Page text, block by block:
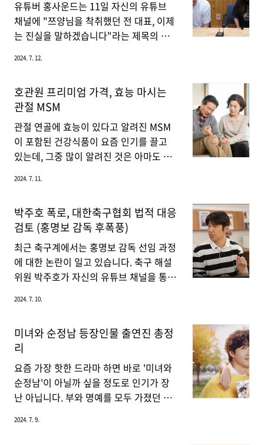
혜택이 될 ..
업체를 한 곳에 모아두고, 원하는 조건과
이사 날짜, 짐량 등을 입력하면 업체별로
견적을 한 번에 비교할 수 있는 플랫폼입
입주 청소까지 한 번에 견적을 받을 수 있
아주 유용한 도구가 될 수 있습니다. 또한,
기존 이용자들의 평점을 확인할 수 있어
업체의 신뢰도를 판단하는 데 큰 도움이
됩니다.장점: 다..
유튜버 홍사운드는 11일 자신의 유튜브
채널에 "쯔양님을 착취했던 전 대표, 이제
는 진실을 말하겠습니다"라는 제목의 영
2020년 8월 있었던 뒷광고 논란과 관련된
면서 감동을 주고 있습니다. 또한 홍사운
드는 참피디의 입장을 이해하고, 그가 얼
마나 억울한 상황에 처했는지에 대해서도
자세히 설명했습니다.참피디와의 뒷광고
폭로 사건 홍사운드는 2020년 8월, 유튜
로했을 당시 쯔양을 4년간 착취해 온 전 대
는 참피디가 쯔양 채널을 직접 저격한 적
이 없었으며, 라이브 방송 중 채팅창에서
쯔양에 대한 질문이 많아져 상황이 기사화
되었다고 말했습니다. 참피디는 ..
2024. 7. 12.
호관원 프리미엄 가격, 효능 마시는
관절 MSM
관절 연골에 효능이 있다고 알려진 MSM
이 포함된 건강식품이 요즘 인기를 끌고
있는데, 그중 많이 알려진 것은 아마도 호
터 호관원 프리미엄 가격 및 효능 그리고
보겠습니다.MSM 효능 MSM은 식약처에
서 관절 및 연골 건강에 도움을 줄 수 있다
고 인정을 받은 기능성 원료입니다. 지금
부터 MSM 효능을 자세히 알아보겠습니
다.1. 관절 건강 증진MSM은 관절 건강을
증 작용을 통해 관절염 증상을 완화하고,
상할 수 있습니다.2. 항염증 효과MSM은
체내 염증 반응을 감소시키는 데 도움을
줍니다. 염증 관련 질환, 예를 들어 관절염,
천식, 알레르기 등..
2024. 7. 11.
박주호 폭로, 대한축구협회 법적 대응
검토 (홍명보 감독 후폭풍)
최근 축구계에서는 홍명보 감독 선임 과정
에 대한 논란이 일고 있습니다. 축구 해설
위원 박주호가 자신의 유튜브 채널을 통해
로하면서 논란이 확산되었고, 이에 대한축
호의 폭로 내용 박주호는 8일 자신의 유튜
브 채널 '캡틴 파추호'에 영상을 올려, 전력
강화위원회에서 차기 감독을 선임하는 과
정에 문제가 있었다고 주장했습니다. 그는
"국내 감독을 무조건적으로 지지하는 위
조건 흠을 잡았다"라고 밝혔습니다. 또한,
2024. 7. 10.
미녀와 순정남 등장인물 출연진 총정
리
요즘 가장 핫한 드라마 하면 바로 '미녀와
순정남'이 아닐까 싶을 정도로 인기가 장
난 아닙니다. 부와 명예를 모두 가졌던 톱
그를 구하고자 하는 순정남의 스토리. 오
2024. 7. 9.